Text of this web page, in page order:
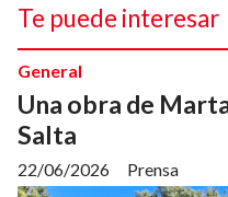
Te puede interesar
Una obra de
Salta
Prensa
General
22/06/2026